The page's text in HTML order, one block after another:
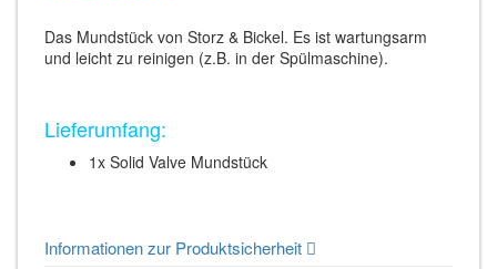
Das Mundstück von Storz & Bickel. Es ist wartungsarm
und leicht zu reinigen (z.B. in der Spülmaschine).
Lieferumfang:
1x Solid Valve Mundstück
Informationen zur Produktsicherheit